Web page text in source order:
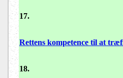
17.
Rettens kompetence til at
18.